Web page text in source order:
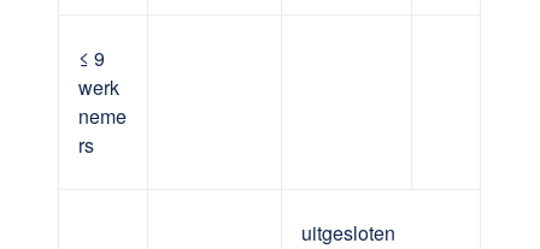
≤ 9
werk
neme
rs
uitgesloten